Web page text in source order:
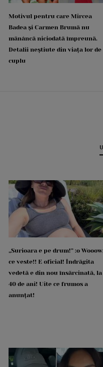
Motivul pentru care Mircea
Badea și Carmen Brumă nu
mănâncă niciodată împreună.
Detalii neștiute din viața lor de
cuplu
„Surioara e pe drum!” :o Wooow,
ce veste!! E oficial! Îndrăgita
vedetă e din nou însărcinată, la
40 de ani! Uite ce frumos a
anunțat!